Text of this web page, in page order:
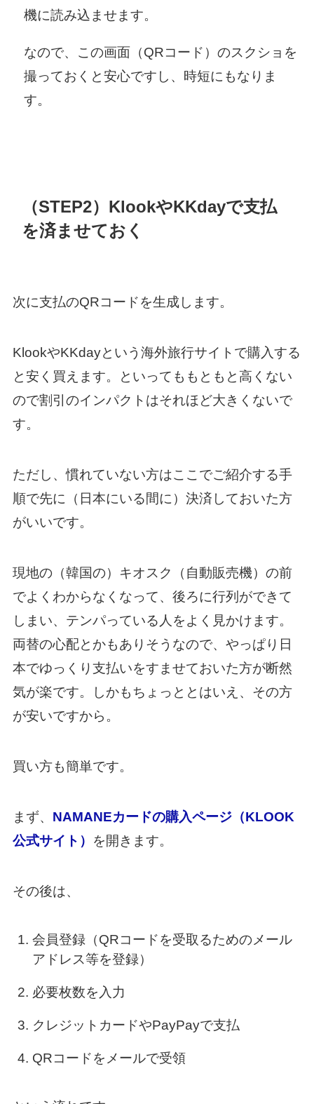
機に読み込ませます。
なので、この画面（QRコード）のスクショを
撮っておくと安心ですし、時短にもなりま
す。
（STEP2）KlookやKKdayで支払
を済ませておく
次に支払のQRコードを生成します。
KlookやKKdayという海外旅行サイトで購入する
と安く買えます。といってももともと高くない
ので割引のインパクトはそれほど大きくないで
す。
ただし、慣れていない方はここでご紹介する手
順で先に（日本にいる間に）決済しておいた方
がいいです。
現地の（韓国の）キオスク（自動販売機）の前
でよくわからなくなって、後ろに行列ができて
しまい、テンパっている人をよく見かけます。
両替の心配とかもありそうなので、やっぱり日
本でゆっくり支払いをすませておいた方が断然
気が楽です。しかもちょっととはいえ、その方
が安いですから。
買い方も簡単です。
まず、 NAMANEカードの購入ページ（KLOOK
公式サイト） を開きます。
その後は、
会員登録（QRコードを受取るためのメール
アドレス等を登録）
必要枚数を入力
クレジットカードやPayPayで支払
QRコードをメールで受領